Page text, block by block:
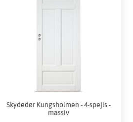
Skydedør Kungsholmen - 4-spejls -
massiv